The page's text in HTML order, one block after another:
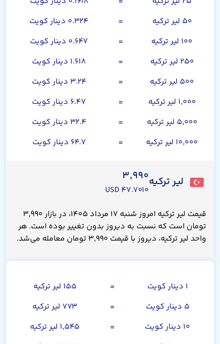
۵۰ لیر ترکیه
=
۰.۳۲۴ دینار کویت
۱۰۰ لیر ترکیه
=
۰.۶۴۷ دینار کویت
۲۵۰ لیر ترکیه
=
۱.۶۱۸ دینار کویت
۵۰۰ لیر ترکیه
=
۳.۲۴ دینار کویت
۱,۰۰۰ لیر ترکیه
=
۶.۴۷ دینار کویت
۵,۰۰۰ لیر ترکیه
=
۳۲.۴ دینار کویت
۱۰,۰۰۰ لیر ترکیه
= ۶۴.۷ دینار کویت
لیر ترکیه۳,۹۹۰
۴۷.۷۰۱۰ USD
قیمت لیر ترکیه امروز شنبه ۱۷ مرداد ۱۴۰۵، در بازار ۳,۹۹۰
تومان است که نسبت به دیروز بدون تغییر بوده است. هر
واحد لیر ترکیه، دیروز با قیمت ۳,۹۹۰ تومان معامله می‌شد.
۱ دینار کویت =
۱۵۵ لیر ترکیه
۵ دینار کویت
=
۷۷۳ لیر ترکیه
۱۰ دینار کویت
=
۱,۵۴۵ لیر ترکیه